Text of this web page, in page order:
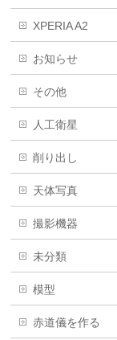
XPERIA A2
お知らせ
その他
人工衛星
削り出し
天体写真
撮影機器
未分類
模型
赤道儀を作る